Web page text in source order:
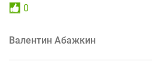
0
Валентин Абажкин